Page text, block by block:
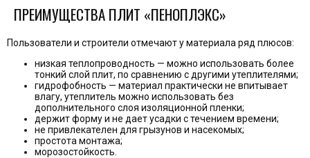
ПРЕИМУЩЕСТВА ПЛИТ «ПЕНОПЛЭКС»
Пользователи и строители отмечают у материала ряд плюсов:
низкая теплопроводность — можно использовать более
тонкий слой плит, по сравнению с другими утеплителями;
гидрофобность — материал практически не впитывает
влагу, утеплитель можно использовать без
дополнительного слоя изоляционной пленки;
держит форму и не дает усадки с течением времени;
не привлекателен для грызунов и насекомых;
простота монтажа;
морозостойкость.